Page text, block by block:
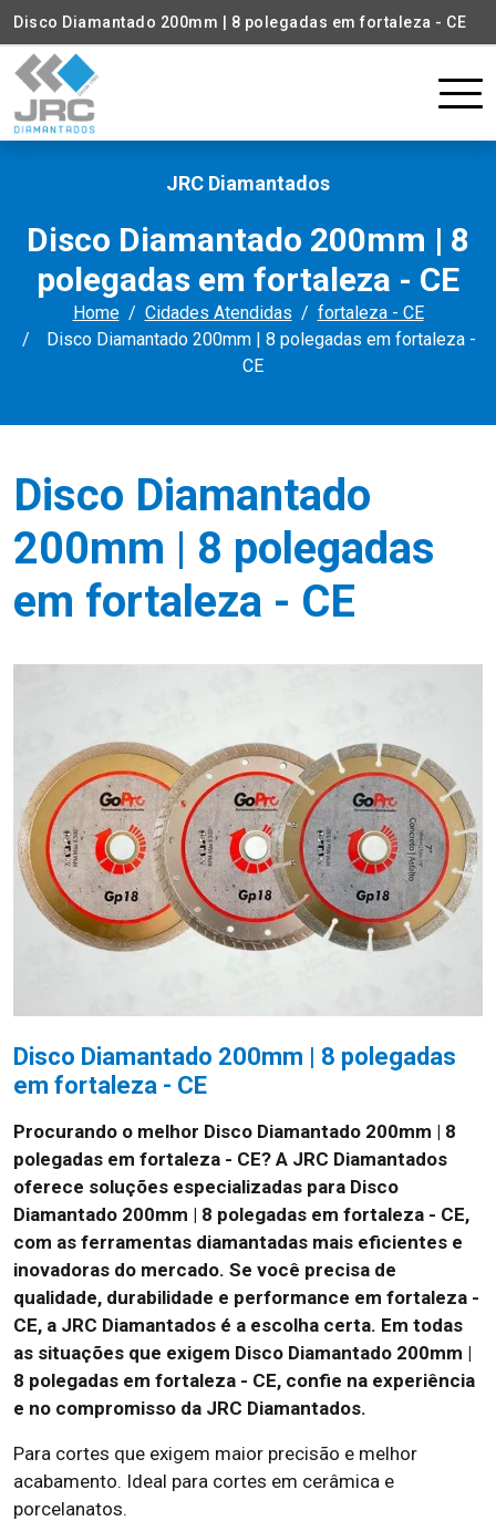
Disco Diamantado 200mm | 8 polegadas em fortaleza - CE
JRC Diamantados
Disco Diamantado 200mm | 8
polegadas em fortaleza - CE
Home Cidades Atendidas
fortaleza - CE
Disco Diamantado 200mm | 8 polegadas em fortaleza -
CE
Disco Diamantado
200mm | 8 polegadas
em fortaleza - CE
Disco Diamantado 200mm | 8 polegadas
em fortaleza - CE
Procurando o melhor Disco Diamantado 200mm | 8
polegadas em fortaleza - CE? A JRC Diamantados
oferece soluções especializadas para Disco
Diamantado 200mm | 8 polegadas em fortaleza - CE,
com as ferramentas diamantadas mais eficientes e
inovadoras do mercado. Se você precisa de
qualidade, durabilidade e performance em fortaleza -
CE, a JRC Diamantados é a escolha certa. Em todas
as situações que exigem Disco Diamantado 200mm |
8 polegadas em fortaleza - CE, confie na experiência
e no compromisso da JRC Diamantados.
Para cortes que exigem maior precisão e melhor
acabamento. Ideal para cortes em cerâmica e
porcelanatos.